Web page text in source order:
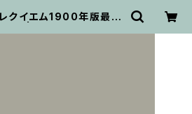
クイエム1900年版最終